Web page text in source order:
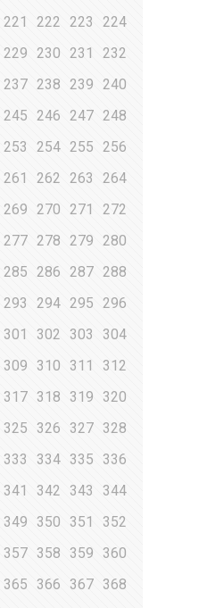
221 222 223
224
229 230 231
232
237 238 239
240
245 246 247 248
253 254 255
256
261 262 263
264
269 270 271
272
277 278 279
280
285 286 287 288
293 294 295
296
301 302 303
304
309 310 311
312
317 318 319
320
325 326 327 328
333 334 335
336
341 342 343
344
349 350 351
352
357 358 359 360
365 366 367 368